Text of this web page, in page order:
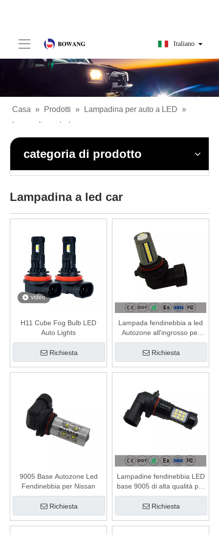
Italiano
Casa » Prodotti » Lampadina per auto a LED »
Lampadina a led car
categoria di prodotto
Lampadina a led car
video
H11 Cube Fog Bulb LED
Auto Lights
Richiesta
Lampada fendinebbia a led
Autozone all'ingrosso per
Jeep Honda
Richiesta
9005 Base Autozone Led
Fendinebbia per Nissan
Richiesta
Lampadine fendinebbia LED
base 9005 di alta qualità per
RAM 1500
Richiesta